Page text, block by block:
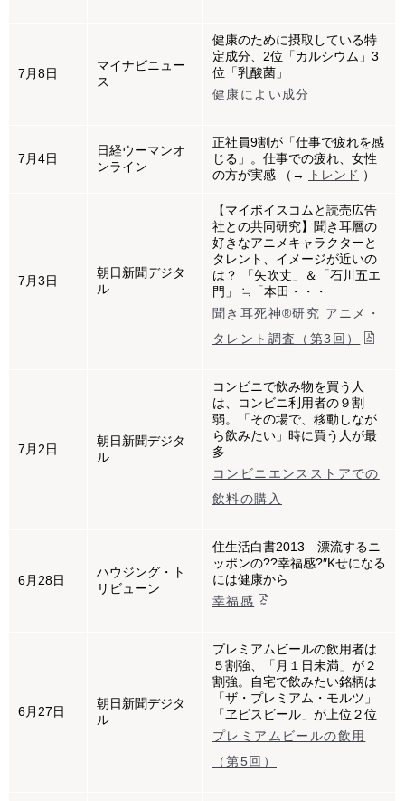
7月8日
マイナビニュー
ス
健康のために摂取している特
定成分、2位「カルシウム」3
位「乳酸菌」
健康によい成分
7月4日
日経ウーマンオ
ンライン
正社員9割が「仕事で疲れを感
じる」。仕事での疲れ、女性
の方が実感 （→
トレンド ）
7月3日
朝日新聞デジタ
ル
【マイボイスコムと読売広告
社との共同研究】聞き耳層の
好きなアニメキャラクターと
タレント、イメージが近いの
は？ 「矢吹丈」＆「石川五エ
門」 ≒「本田・・・
聞き耳死神®研究 アニメ・
タレント調査（第3回）
7月2日
朝日新聞デジタ
ル
コンビニで飲み物を買う人
は、コンビニ利用者の９割
弱。「その場で、移動しなが
ら飲みたい」時に買う人が最
多
コンビニエンスストアでの
飲料の購入
6月28日
ハウジング・ト
リビューン
住生活白書2013 漂流するニ
ッポンの??幸福感?″Kせになる
には健康から
幸福感
6月27日
朝日新聞デジタ
ル
プレミアムビールの飲用者は
５割強、「月１日未満」が２
割強。自宅で飲みたい銘柄は
「ザ・プレミアム・モルツ」
「ヱビスビール」が上位２位
プレミアムビールの飲用
（第5回）